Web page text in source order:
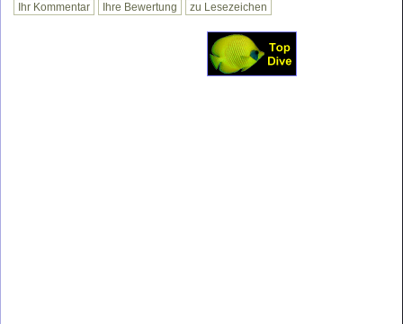
Ihr Kommentar Ihre Bewertung zu Lesezeichen